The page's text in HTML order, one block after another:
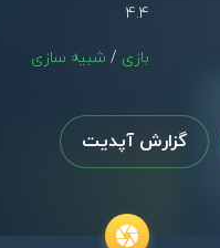
4.4
بازی / شبیه سازی
گزارش آپدیت